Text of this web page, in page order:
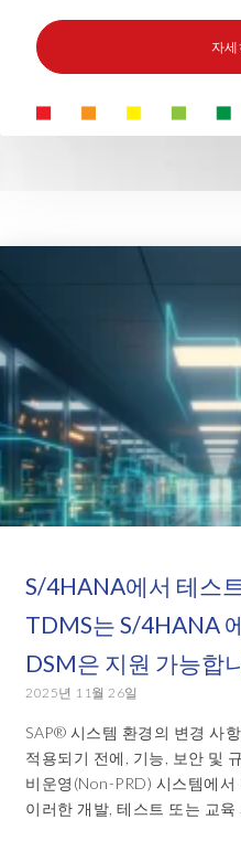
자세
S/4HANA에서 테스
TDMS는 S/4HANA
DSM은 지원 가능합
2025년 11월 26일
SAP® 시스템 환경의 변경 사
적용되기 전에, 기능, 보안 및
비운영(Non-PRD) 시스템에
이러한 개발, 테스트 또는 교육